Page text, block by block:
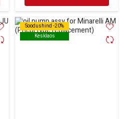
Soodushind -20%
Kesklaos
Soodushind -20%
Kesklaos